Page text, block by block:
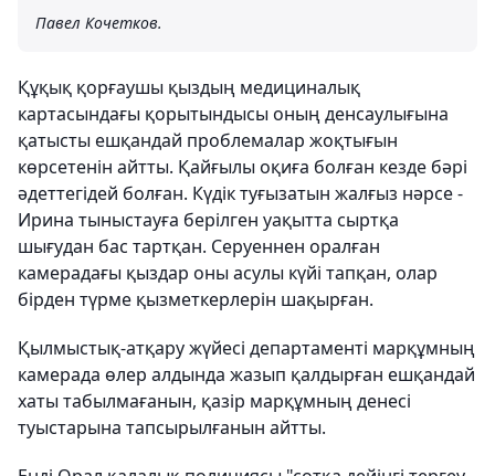
Павел Кочетков.
Құқық қорғаушы қыздың медициналық
картасындағы қорытындысы оның денсаулығына
қатысты ешқандай проблемалар жоқтығын
көрсетенін айтты. Қайғылы оқиға болған кезде бәрі
әдеттегідей болған. Күдік туғызатын жалғыз нәрсе -
Ирина тыныстауға берілген уақытта сыртқа
шығудан бас тартқан. Серуеннен оралған
камерадағы қыздар оны асулы күйі тапқан, олар
бірден түрме қызметкерлерін шақырған.
Қылмыстық-атқару жүйесі департаменті марқұмның
камерада өлер алдында жазып қалдырған ешқандай
хаты табылмағанын, қазір марқұмның денесі
туыстарына тапсырылғанын айтты.